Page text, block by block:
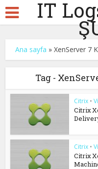
IT
Ana sayfa »XenServer 7
Tag -
Citrix •
Citrix
Citrix •
Citrix